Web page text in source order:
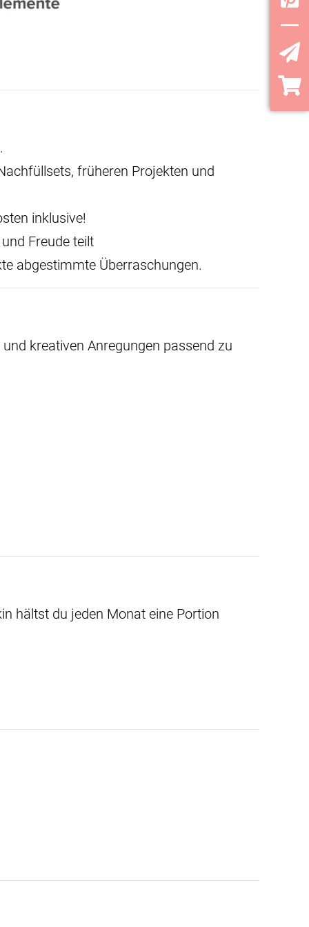
früheren Projekten und
inklusive!
Freude teilt
abgestimmte Überraschungen.
kreativen Anregungen passend zu
hältst du jeden Monat eine Portion